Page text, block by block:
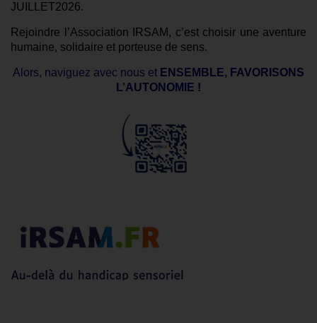
JUILLET2026.
Rejoindre l’Association IRSAM, c’est choisir une aventure
humaine, solidaire et porteuse de sens.
Alors, naviguez avec nous et ENSEMBLE, FAVORISONS
L’AUTONOMIE !